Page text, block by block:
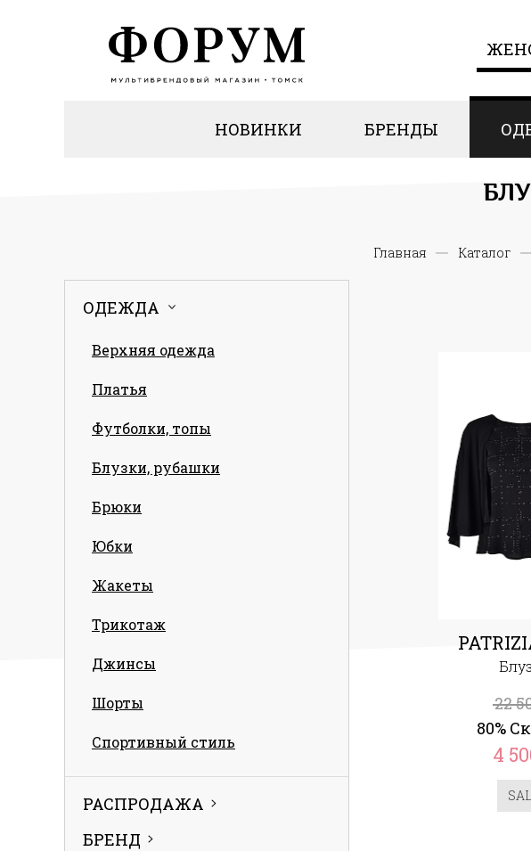
НОВИНКИ БРЕНДЫ
Главная Каталог
ОДЕЖДА
Верхняя одежда
Платья
Футболки, топы
Блузки, рубашки
Брюки
Юбки
Жакеты
Трикотаж
Джинсы
Шорты
Спортивный стиль
РАСПРОДАЖА
БРЕНД
22
80%
4